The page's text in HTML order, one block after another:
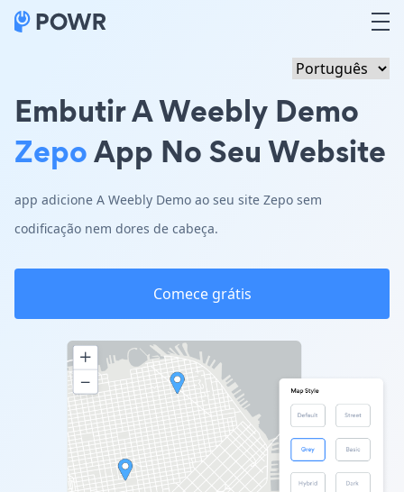
Embutir A Weebly Demo
ZepoApp No Seu Website
app adicione A Weebly Demo ao seu site Zepo sem
codificação nem dores de cabeça.
Comece grátis